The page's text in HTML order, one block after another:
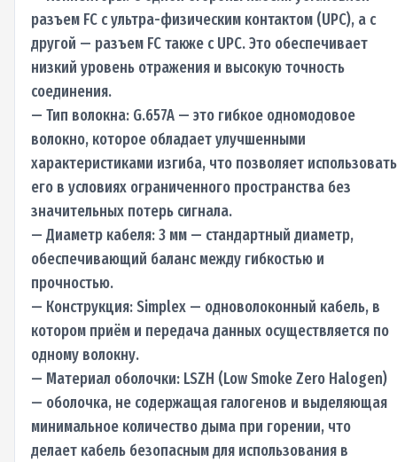
разъем FC с ультра-физическим контактом (UPC), а с
другой — разъем FC также с UPC. Это обеспечивает
низкий уровень отражения и высокую точность
соединения.
— Тип волокна: G.657A — это гибкое одномодовое
волокно, которое обладает улучшенными
характеристиками изгиба, что позволяет использовать
его в условиях ограниченного пространства без
значительных потерь сигнала.
— Диаметр кабеля: 3 мм — стандартный диаметр,
обеспечивающий баланс между гибкостью и
прочностью.
— Конструкция: Simplex — одноволоконный кабель, в
котором приём и передача данных осуществляется по
одному волокну.
— Материал оболочки: LSZH (Low Smoke Zero Halogen)
— оболочка, не содержащая галогенов и выделяющая
минимальное количество дыма при горении, что
делает кабель безопасным для использования в